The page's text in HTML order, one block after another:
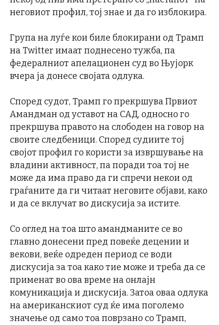
неговиот профил, тој знае и да го изблокира.
Група на луѓе кои биле блокирани од Трамп
на Twitter имаат поднесено тужба, па
федералниот апелационен суд во Њујорк
вчера ја донесе својата одлука.
Според судот, Трамп го прекршува Првиот
Амандман од уставот на САД, односно го
прекршува правото на слободен на говор на
своите следбеници. Според судиите тој
својот профил го користи за извршување на
владини активност, па поради тоа тој не
може да има право да ги спречи некои од
граѓаните да ги читаат неговите објави, како
и да се вклучат во дискусија за истите.
Со оглед на тоа што амандманите се во
главно донесени пред повеќе децении и
векови, веќе одреден период се води
дискусија за тоа како тие може и треба да се
применат во ова време на онлајн
комуникација и дискусија. Затоа оваа одлука
на американскиот суд ќе има поголемо
значење од само тоа поврзано со Трамп,